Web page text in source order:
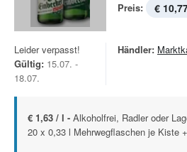
Preis: €
Leider verpasst!
Gültig: 15.07. -
18.07.
Händler:
€ 1,63 / l - Alkoholfrei, Radler oder
20 x 0,33 l Mehrwegflaschen je Kiste